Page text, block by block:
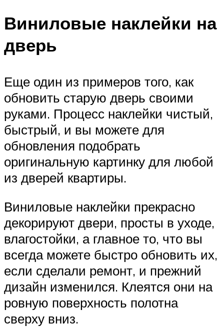
Виниловые наклейки на
дверь
Еще один из примеров того, как
обновить старую дверь своими
руками. Процесс наклейки чистый,
быстрый, и вы можете для
обновления подобрать
оригинальную картинку для любой
из дверей квартиры.
Виниловые наклейки прекрасно
декорируют двери, просты в уходе,
влагостойки, а главное то, что вы
всегда можете быстро обновить их,
если сделали ремонт, и прежний
дизайн изменился. Клеятся они на
ровную поверхность полотна
сверху вниз.